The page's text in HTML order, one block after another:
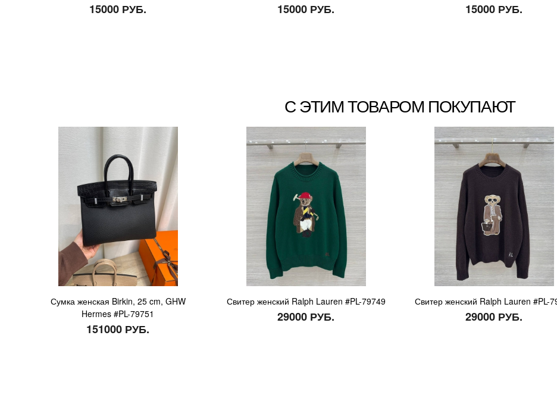
15000 РУБ. 15000 РУБ. 15000 РУБ.
С ЭТИМ ТОВАРОМ ПОКУПАЮТ
Сумка женская Birkin, 25 cm, GHW
Hermes #PL-79751
151000 РУБ.
Свитер женский Ralph Lauren #PL-79749
29000 РУБ.
Свитер женский Ralph Lauren #PL-
29000 РУБ.